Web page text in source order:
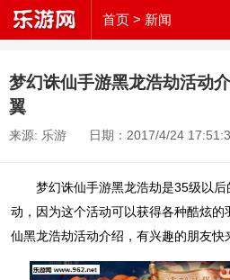
首页 > 新闻
梦幻诛仙手游黑龙浩劫活动
翼
来源: 乐游 日期：2017/4/24
梦幻诛仙手游黑龙浩劫是35级以
动，因为这个活动可以获得各种酷炫
仙黑龙浩劫活动介绍，有兴趣的朋友快